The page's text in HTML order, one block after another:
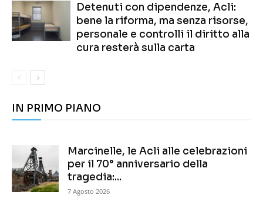
Detenuti con dipendenze, Acli:
bene la riforma, ma senza risorse,
personale e controlli il diritto alla
cura resterà sulla carta
IN PRIMO PIANO
Marcinelle, le Acli alle celebrazioni
per il 70° anniversario della
tragedia:...
7 Agosto 2026